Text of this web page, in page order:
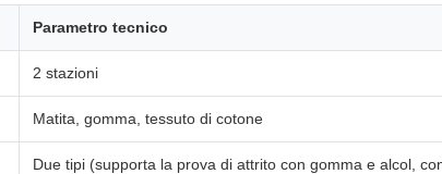
Parametro tecnico
2 stazioni
Matita, gomma, tessuto di cotone
Due tipi (supporta la prova di attrito con gomma e alcol,